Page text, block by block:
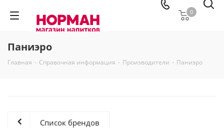
0
Паниэро
Главная - Справочная информация - Производители - Паниэро
Список брендов